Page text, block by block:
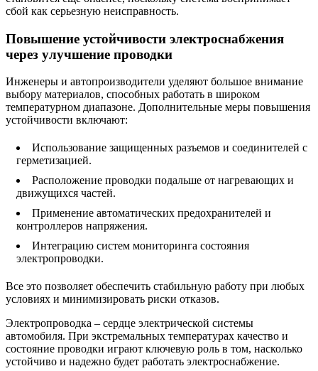
сбой как серьезную неисправность.
Повышение устойчивости электроснабжения
через улучшение проводки
Инженеры и автопроизводители уделяют большое внимание
выбору материалов, способных работать в широком
температурном диапазоне. Дополнительные меры повышения
устойчивости включают:
Использование защищенных разъемов и соединителей с
герметизацией.
Расположение проводки подальше от нагревающих и
движущихся частей.
Применение автоматических предохранителей и
контроллеров напряжения.
Интеграцию систем мониторинга состояния
электропроводки.
Все это позволяет обеспечить стабильную работу при любых
условиях и минимизировать риски отказов.
Электропроводка – сердце электрической системы
автомобиля. При экстремальных температурах качество и
состояние проводки играют ключевую роль в том, насколько
устойчиво и надежно будет работать электроснабжение.